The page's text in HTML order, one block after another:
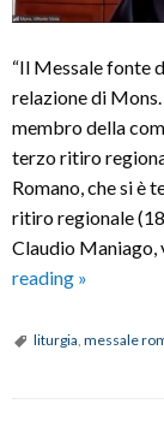
“Il Messale fonte
relazione di
membro della
terzo ritiro
Romano, che si è
ritiro regionale
Claudio Maniago,
reading Incontro
del
»
liturgia messale